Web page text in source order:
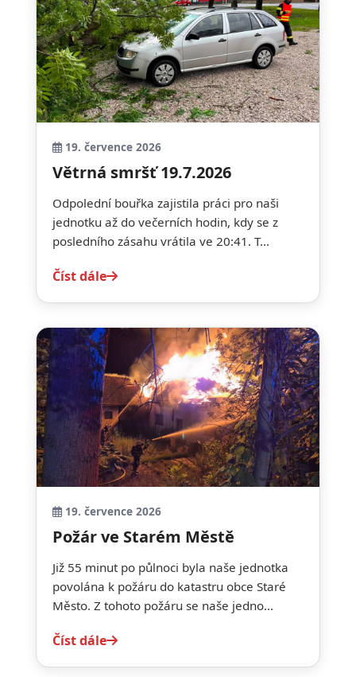
19. července 2026
Větrná smršť 19.7.2026
Odpolední bouřka zajistila práci pro naši
jednotku až do večerních hodin, kdy se z
posledního zásahu vrátila ve 20:41. T...
Číst dále
19. července 2026
Požár ve Starém Městě
Již 55 minut po půlnoci byla naše jednotka
povolána k požáru do katastru obce Staré
Město. Z tohoto požáru se naše jedno...
Číst dále